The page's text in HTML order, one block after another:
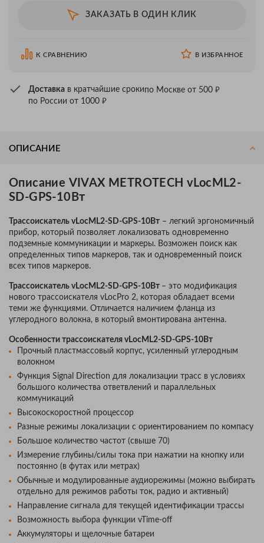
ЗАКАЗАТЬ В ОДИН КЛИК
К СРАВНЕНИЮ В ИЗБРАННОЕ
Доставка в кратчайшие срокипо Москве от 500 ₽
по России от 1000 ₽
ОПИСАНИЕ
Описание VIVAX METROTECH vLocML2-
SD-GPS-10Вт
Трассоискатель vLocML2-SD-GPS-10Вт – легкий эргономичный
прибор, который позволяет локализовать одновременно
подземные коммуникации и маркеры. Возможен поиск как
определенных типов маркеров, так и одновременный поиск
всех типов маркеров.
Трассоискатель vLocML2-SD-GPS-10Вт – это модификация
нового трассоискателя vLocPro 2, которая обладает всеми
теми же функциями. Отличается наличием фланца из
углеродного волокна, в который вмонтирована антенна.
Особенности трассоискателя vLocML2-SD-GPS-10Вт
Прочный пластмассовый корпус, усиленный углеродным
волокном
Функция Signal Direction для локализации трасс в условиях
большого количества ответвлений и параллельных
коммуникаций
Высокоскоростной процессор
Разные режимы локализации с ориентированием по компасу
Большое количество частот (свыше 70)
Измерение глубины/силы тока при нажатии на кнопку или
постоянно (в футах или метрах)
Обычные и модулированные аудиорежимы (можно выбирать
отдельно для режимов работы ток, радио и активный)
Направление сигнала для текущей идентификации трассы
Возможность выбора функции vTime-off
Аккумуляторы и щелочные батареи